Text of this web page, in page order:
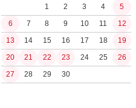
1
2 3 4
5
6
7 8 9 10 11
12
13
14 15 16 17 18
19
20
21 22 23 24 25
26
27
28 29 30